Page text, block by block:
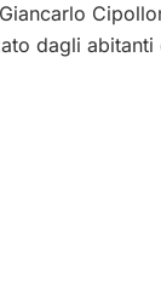
dagli